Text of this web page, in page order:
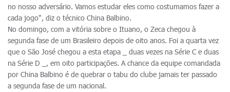
no nosso adversário. Vamos estudar eles como costumamos fazer a
cada jogo", diz o técnico China Balbino.
No domingo, com a vitória sobre o Ituano, o Zeca chegou à
segunda fase de um Brasileiro depois de oito anos. Foi a quarta vez
que o São José chegou a esta etapa _ duas vezes na Série C e duas
na Série D _, em oito participações. A chance da equipe comandada
por China Balbino é de quebrar o tabu do clube jamais ter passado
a segunda fase de um nacional.